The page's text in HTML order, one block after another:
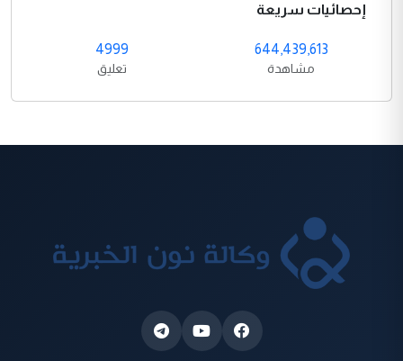
إحصائيات سريعة
644,439,613
مشاهدة
4999
تعليق